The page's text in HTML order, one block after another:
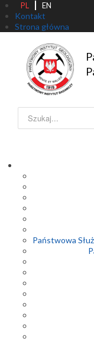
PL EN
Kontakt
Strona główna
Szukaj...
Państwowa